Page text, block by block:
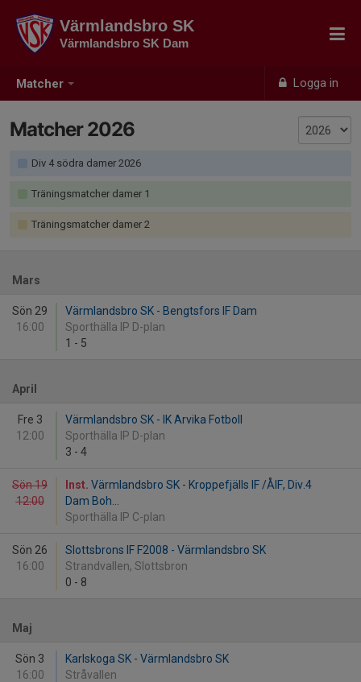
Matcher Logga in
Värmlandsbro SK
Värmlandsbro SK Dam
Matcher 2026
Div 4 södra damer 2026
Träningsmatcher damer 1
Träningsmatcher damer 2
Mars
Sön 29
16:00
Värmlandsbro SK - Bengtsfors IF Dam
Sporthälla IP D-plan
1 - 5
April
Fre 3
12:00
Värmlandsbro SK - IK Arvika Fotboll
Sporthälla IP D-plan
3 - 4
Sön 19
12:00
Inst. Värmlandsbro SK - Kroppefjälls IF /ÅIF, Div.4
Dam Boh...
Sporthälla IP C-plan
Sön 26
16:00
Slottsbrons IF F2008 - Värmlandsbro SK
Strandvallen, Slottsbron
0 - 8
Maj
Sön 3
16:00
Karlskoga SK - Värmlandsbro SK
Stråvallen